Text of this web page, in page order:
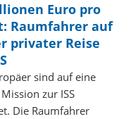
Euro pro
Raumfahrer auf
privater Reise
sind auf eine
zur ISS
Die Raumfahrer